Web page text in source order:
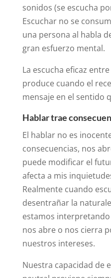
sonidos (se escucha
Escuchar no se
una persona al habla
gran esfuerzo mental.
La escucha eficaz
produce cuando el
mensaje en el sentido
Hablar trae
El hablar no es
consecuencias, nos
puede modificar el
afecta a mis
Realmente cuando
desentrañar la
estamos
nos abre o nos cierra
nuestros intereses.
Nuestra capacidad de